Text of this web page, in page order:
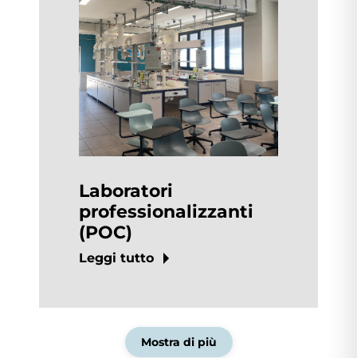
Laboratori
professionalizzanti
(POC)
Leggi tutto
Mostra di più